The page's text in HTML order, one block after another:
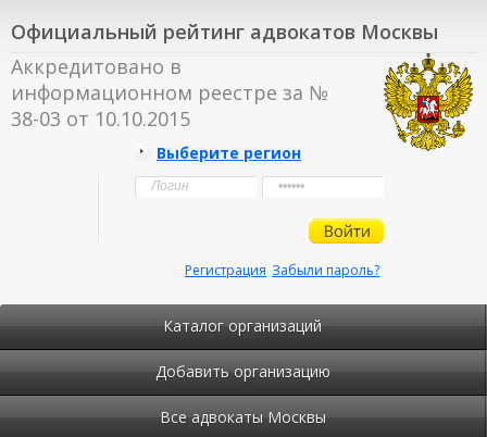
Официальный рейтинг адвокатов Москвы
Аккредитовано в
информационном реестре за №
38-03 от 10.10.2015
Выберите регион
Забыли пароль?
Регистрация
Каталог организаций
Добавить организацию
Все адвокаты Москвы